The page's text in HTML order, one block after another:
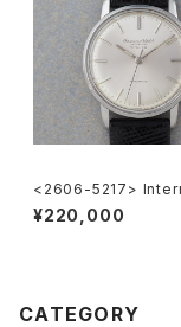
<2606-5217>
National Co.
¥220,000
CATEGORY